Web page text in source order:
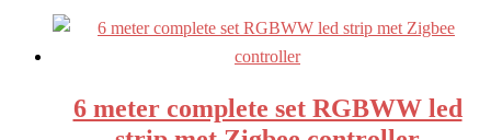
6 meter complete set RGBWW led